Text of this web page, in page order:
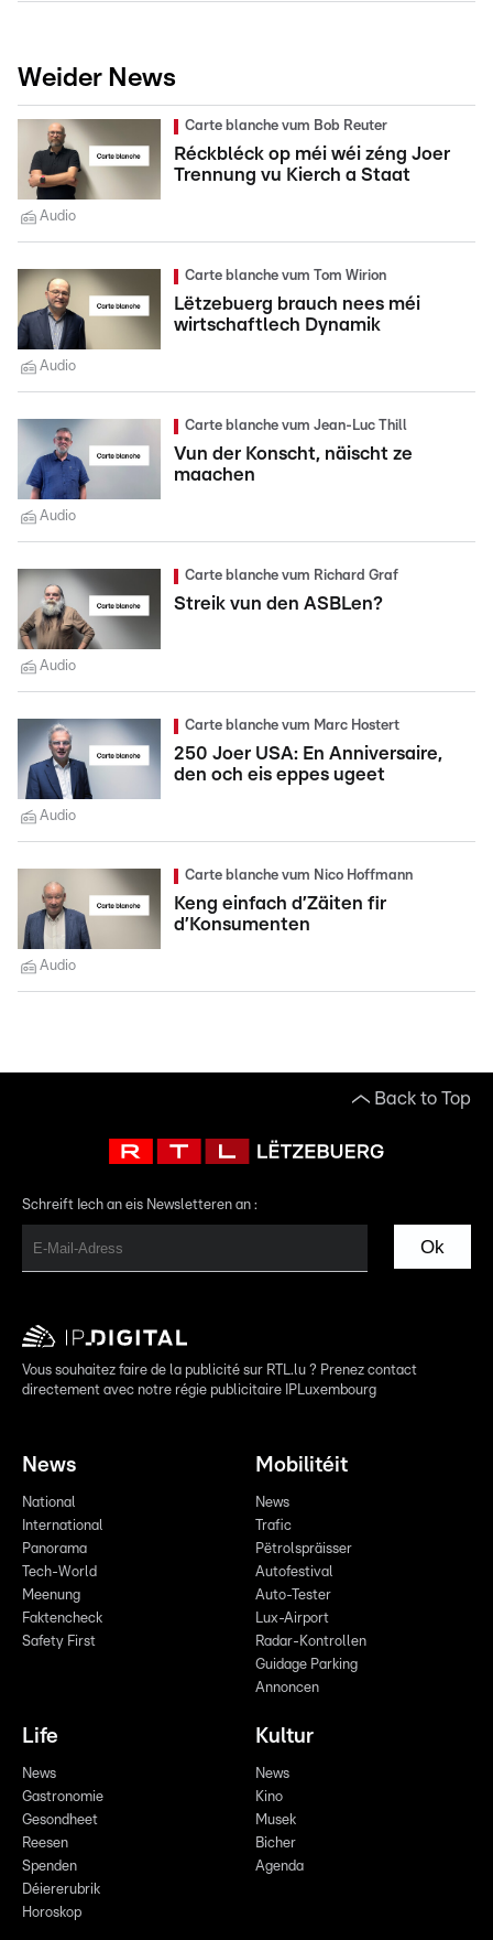
Weider News
Carte blanche vum Bob Reuter
Réckbléck op méi wéi zéng Joer
Trennung vu Kierch a Staat
Audio
Carte blanche vum Tom Wirion
Lëtzebuerg brauch nees méi
wirtschaftlech Dynamik
Audio
Carte blanche vum Jean-Luc Thill
Vun der Konscht, näischt ze
maachen
Audio
Carte blanche vum Richard Graf
Streik vun den ASBLen?
Audio
Carte blanche vum Marc Hostert
250 Joer USA: En Anniversaire,
den och eis eppes ugeet
Audio
Carte blanche vum Nico Hoffmann
Keng einfach d’Zäiten fir
d’Konsumenten
Audio
Back to Top
Schreift Iech an eis Newsletteren an :
Ok
Vous souhaitez faire de la publicité sur RTL.lu ? Prenez contact
directement avec notre régie publicitaire IPLuxembourg
News
National
International
Panorama
Tech-World
Meenung
Faktencheck
Safety First
Mobilitéit
News
Trafic
Pëtrolspräisser
Autofestival
Auto-Tester
Lux-Airport
Radar-Kontrollen
Guidage Parking
Annoncen
Life
News
Gastronomie
Gesondheet
Reesen
Spenden
Déiererubrik
Horoskop
Kultur
News
Kino
Musek
Bicher
Agenda